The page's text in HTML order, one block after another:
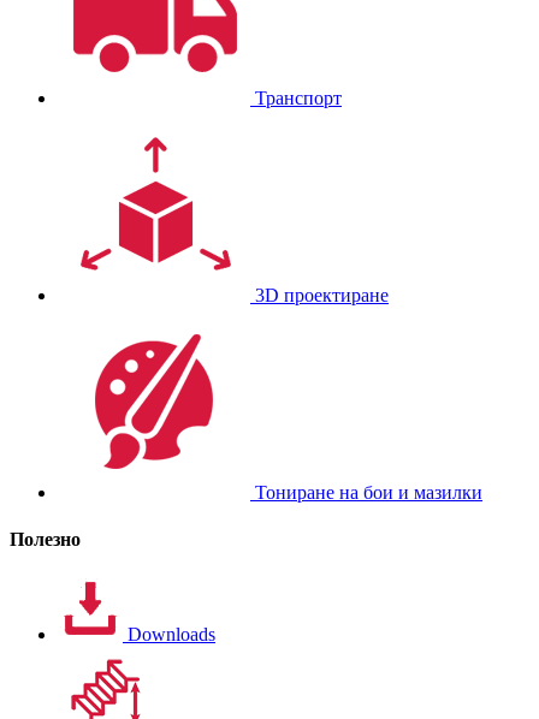
Транспорт
3D проектиране
Тониране на бои и мазилки
Полезно
Downloads